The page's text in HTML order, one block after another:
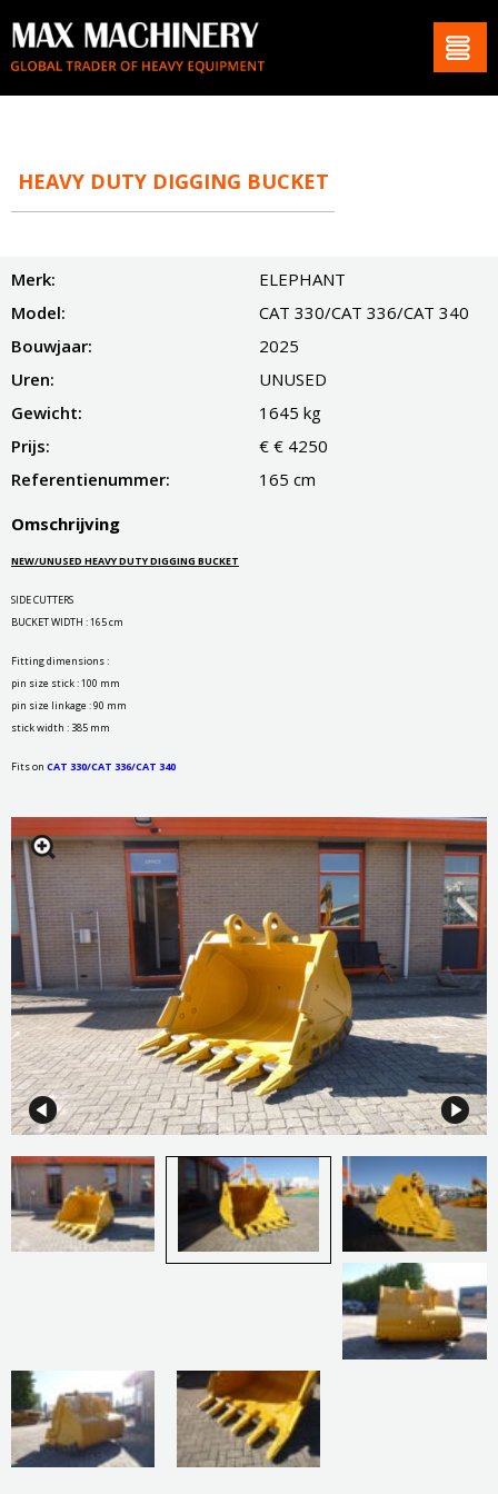
HEAVY DUTY DIGGING BUCKET
Merk:
ELEPHANT
Model:
CAT 330/CAT 336/CAT 340
Bouwjaar:
2025
Uren:
UNUSED
Gewicht:
1645 kg
Prijs:
€ € 4250
Referentienummer:
165 cm
Omschrijving
NEW/UNUSED HEAVY DUTY DIGGING BUCKET
SIDE CUTTERS
BUCKET WIDTH : 165 cm
Fitting dimensions :
pin size stick : 100 mm
pin size linkage : 90 mm
stick width : 385 mm
Fits on CAT 330/CAT 336/CAT 340